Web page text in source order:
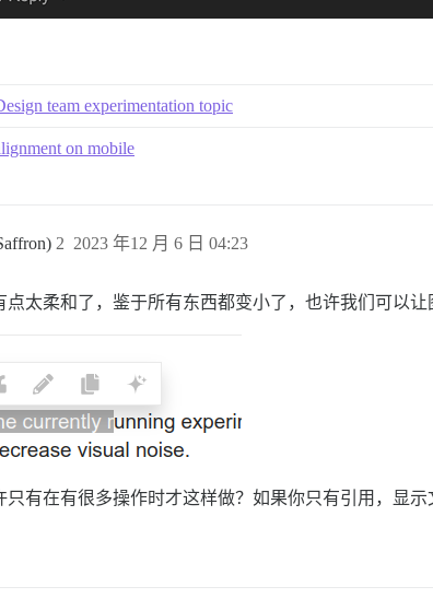
team experimentation topic
on mobile
2023 年12 月 6 日 04:23
2
点太柔和了，鉴于所有东西都变小了，也许我们可以让
只有在有很多操作时才这样做？如果你只有引用，显示